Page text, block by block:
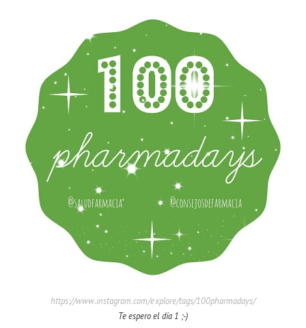
https://www.instagram.com/explore/tags/100pharmadays/
Te espero el día 1 ;-)